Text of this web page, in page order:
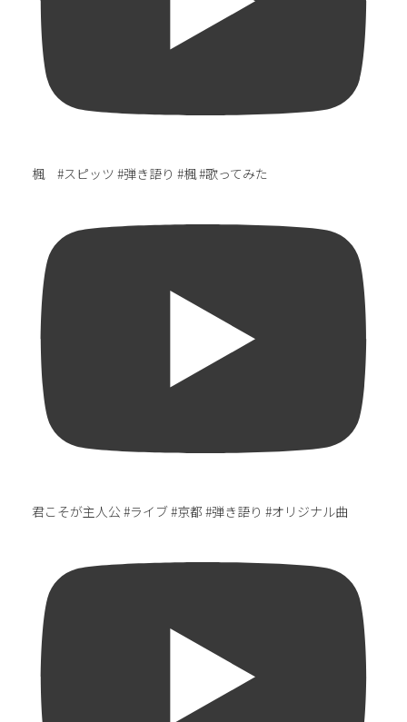
楓 #スピッツ #弾き語り #楓 #歌ってみた
君こそが主人公 #ライブ #京都 #弾き語り #オリジナル曲